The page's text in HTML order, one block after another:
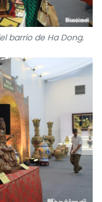
barrio de Ha Dong.